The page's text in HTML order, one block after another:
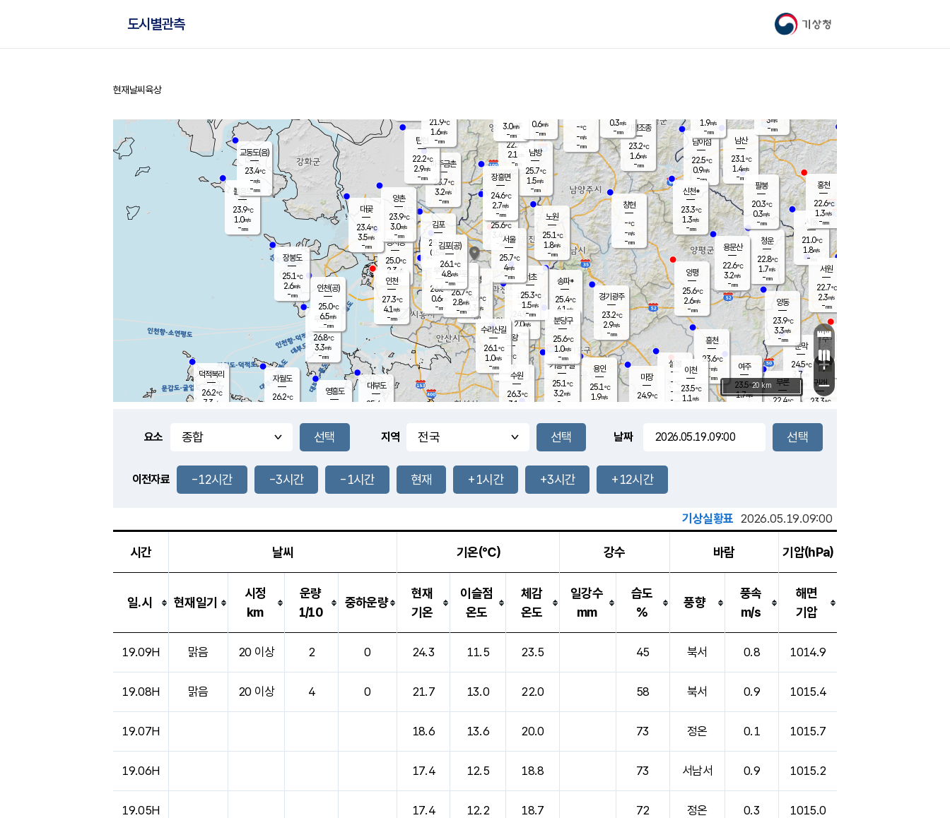
기상청
도시별관측
홈
현재날씨 육상
풍도
2.7m/s
문막
24.5℃
3.7m/s
mm
남이섬
22.5℃
0.9m/s
-mm
무의도
26.8℃
3.3m/s
-mm
영흥도
볼음도
23.9℃
1.0m/s
-mm
자월도
26.2℃
양주
22.7℃
2.1
-mm
부론
22.4℃
과천
24.9℃
2.0m/s
- mm
남산
23.1℃
1.4m/s
-mm
장봉도
25.1℃
2.6m/s
-mm
-mm
청운
22.8℃
1.7m/s
-mm
팔봉
20.3℃
0.3m/s
-mm
-mm
용인
25.1℃
1.9m/s
여주
23.5℃
1.7m/s
양동
23.9℃
3.3m/s
-mm
경기광주
23.2℃
2.9m/s
-mm
장호원
1.9m/s
-mm
25.0
℃
대부도
25.4
-
경서동
25.0℃
2.3 m/s
-mm
파주금촌
23.7℃
3.2m/s
-mm
가평조종
23.2℃
1.6m/s
-mm
-℃
-m/s
-mm
대곶
23.4℃
3.5m/s
-mm
신천*
23.3℃
1.3m/s
-mm
창현
-℃
-m/s
-mm
탄현
22.2℃
2.9m/s
-mm
0.3m/s
-mm
25.3℃
0.5m/s
-mm
흥천
23.6℃
-m/s
-mm
마장
24.9℃
의왕
- ℃
m/s
mm
김포
25.5℃
0.5 m/s
mm
설봉
-
-m/s
- mm
광명
26.6 ℃
2.3 m/s
-mm
부천
26.6℃
0.6m/s
-mm
-mm
양촌
23.9℃
3.0m/s
-mm
구로
26.7℃
2.8m/s
-mm
은평
25.6℃
3.4 m/s
- mm
노원
25.1℃
1.8m/s
-mm
송파*
25.4℃
4.1 m/s
-mm
서초
25.3℃
1.5m/s
-mm
남방
25.7℃
1.5m/s
-mm
기흥구갈
25.1℃
3.2m/s
-
수리산길
26.1℃
1.0m/s
-mm
분당구
25.6℃
1.0m/s
-mm
장흥면
24.6℃
2.7m/s
-mm
3.0m/s
-mm
시동
21.0℃
1.8m/s
- mm
귀래
23.3℃
서원
22.7℃
2.3m/s
-mm
용문산
22.6℃
3.2m/s
-mm
덕적북리
26.2℃
7.3 m/s
인천(공)
25.0℃
6.5m/s
-mm
김포(공)
26.1℃
4.8m/s
-mm
교동도(음)
23.4℃
-m/s
-mm
홍천
22.6℃
1.3m/s
-mm
이천
23.5℃
1.1 m/s
양평
25.6℃
2.6m/s
-mm
수원
26.3℃
3.1 m/s
인천
27.3℃
4.1 m/s
-mm
서울
25.7℃
4m/s
-mm
3m/s
-mm
21.9℃
1.6m/s
-mm
0.6m/s
-mm
+
−
20 km
요소 지역 날짜
이전자료 -12시간 -3시간 -1시간 현재 +1시간 +3시간 +12시간
기상실황표 2026.05.19.09:00
시간 날씨 기온(℃) 강수 바람 기압(hPa)
일.시 현재일기
시정
km
운량
1/10
중하운량
현재
기온
이슬점
온도
체감
온도
일강수
mm
습도
%
풍향
풍속
m/s
해면
기압
19.09H 맑음 20 이상 2 0 24.3 11.5 23.5 45 북서 0.8 1014.9
19.08H 맑음 20 이상 4 0 21.7 13.0 22.0 58 북서 0.9 1015.4
19.07H 18.6 13.6 20.0 73 정온 0.1 1015.7
19.06H 17.4 12.5 18.8 73 서남서 0.9 1015.2
19.05H 17.4 12.2 18.7 72 정온 0.3 1015.0